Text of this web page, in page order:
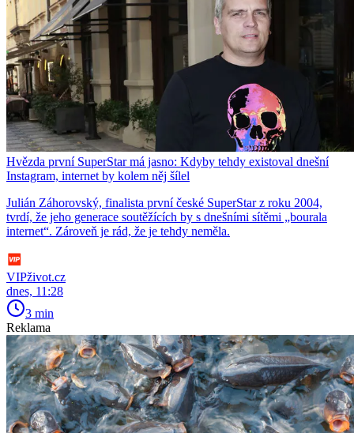
Hvězda první SuperStar má jasno: Kdyby tehdy existoval dnešní
Instagram, internet by kolem něj šílel
Julián Záhorovský, finalista první české SuperStar z roku 2004,
tvrdí, že jeho generace soutěžících by s dnešními sítěmi „bourala
internet“. Zároveň je rád, že je tehdy neměla.
VIPživot.cz
dnes, 11:28
3 min
Reklama